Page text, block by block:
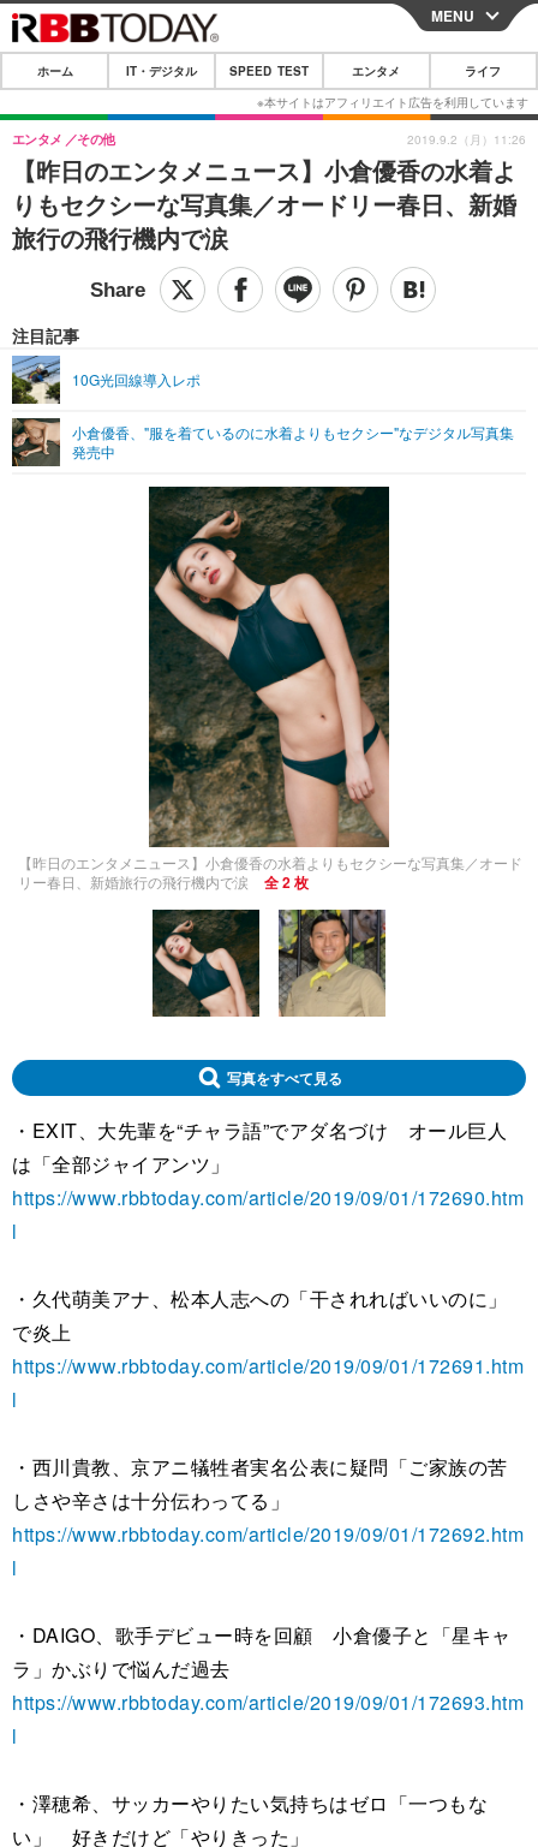
CLOSE
ホーム
IT・デジタル
IT・デジタルTOP スマートフォン
ネタ
ショッピング その他
SPEED TEST
エンタメ
エンタメTOP 映画・ドラマ
音楽
グラビア ブログ
ペット
その他
リリース一覧
プッシュ通知の停止方法
MENU
ホーム IT・デジタル SPEED TEST エンタメ ライフ
【昨日のエンタメニュース】小倉優香の水着よ
りもセクシーな写真集／オードリー春日、新婚
旅行の飛行機内で涙
エンタメ その他
注目記事
10G光回線導入レポ
小倉優香、"服を着ているのに水着よりもセクシー"なデジタル写真集
発売中
2019.9.2（月）11:26
【昨日のエンタメニュース】小倉優香の水着よりもセクシーな写真集／オード
リー春日、新婚旅行の飛行機内で涙
全 2 枚
写真をすべて見る
・EXIT、大先輩を“チャラ語”でアダ名づけ オール巨人
は「全部ジャイアンツ」
https://www.rbbtoday.com/article/2019/09/01/172690.htm
l
・久代萌美アナ、松本人志への「干されればいいのに」
で炎上
https://www.rbbtoday.com/article/2019/09/01/172691.htm
l
・西川貴教、京アニ犠牲者実名公表に疑問「ご家族の苦
しさや辛さは十分伝わってる」
https://www.rbbtoday.com/article/2019/09/01/172692.htm
l
・DAIGO、歌手デビュー時を回顧 小倉優子と「星キャ
ラ」かぶりで悩んだ過去
https://www.rbbtoday.com/article/2019/09/01/172693.htm
l
・澤穂希、サッカーやりたい気持ちはゼロ「一つもな
い」 好きだけど「やりきった」